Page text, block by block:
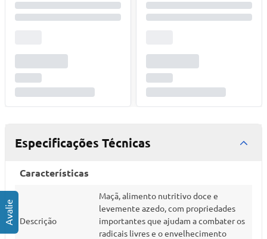
Especificações Técnicas
Características
Descrição
Maçã, alimento nutritivo doce e
levemente azedo, com propriedades
importantes que ajudam a combater os
radicais livres e o envelhecimento